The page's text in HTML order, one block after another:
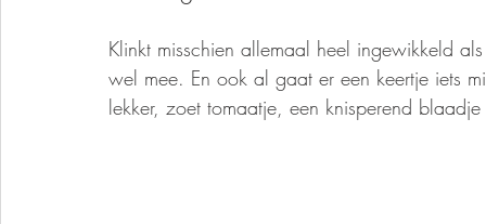
Klinkt misschien allemaal heel ingewikkeld
wel mee. En ook al gaat er een keertje iets
lekker, zoet tomaatje, een knisperend